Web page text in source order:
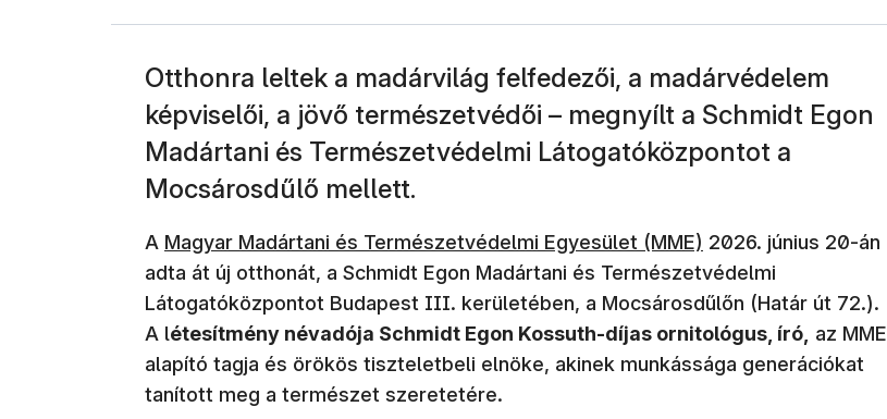
Otthonra leltek a madárvilág felfedezői, a madárvédelem
képviselői, a jövő természetvédői – megnyílt a Schmidt Egon
Madártani és Természetvédelmi Látogatóközpontot a
Mocsárosdűlő mellett.
A (új ablakban nyílik meg)
Magyar Madártani és Természetvédelmi Egyesület (MME) 2026. június 20-án
adta át új otthonát, a Schmidt Egon Madártani és Természetvédelmi
Látogatóközpontot Budapest III. kerületében, a Mocsárosdűlőn (Határ út 72.).
A létesítmény névadója Schmidt Egon Kossuth-díjas ornitológus, író, az MME
alapító tagja és örökös tiszteletbeli elnöke, akinek munkássága generációkat
tanított meg a természet szeretetére.